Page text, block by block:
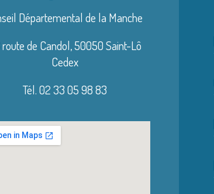
Départemental de la Manche
de Candol,50050 Saint-Lô
Cedex
Tél. 02 33 05 98 83